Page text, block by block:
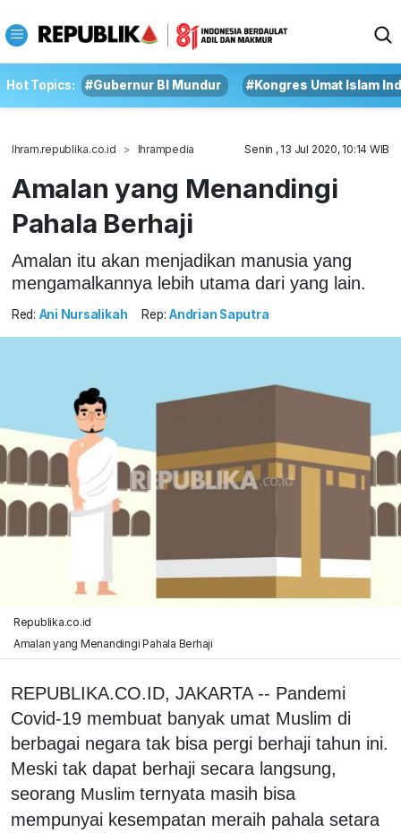
Hot Topics: #Gubernur BI Mundur #Kongres Umat Islam
Ihram.republika.co.id Ihrampedia Senin , 13 Jul 2020, 10:14 WIB
Amalan yang Menandingi
Pahala Berhaji
Amalan itu akan menjadikan manusia yang
mengamalkannya lebih utama dari yang lain.
Red: Ani Nursalikah Rep: Andrian Saputra
Republika.co.id
Amalan yang Menandingi Pahala Berhaji
REPUBLIKA.CO.ID, JAKARTA -- Pandemi
Covid-19 membuat banyak umat Muslim di
berbagai negara tak bisa pergi berhaji tahun ini.
Meski tak dapat berhaji secara langsung,
seorang Muslim ternyata masih bisa
mempunyai kesempatan meraih pahala setara